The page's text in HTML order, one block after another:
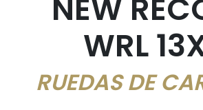
NEW
WRL
RUEDAS DE